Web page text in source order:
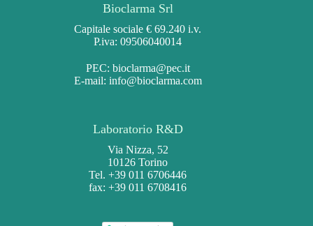
Bioclarma Srl
Capitale sociale € 69.240 i.v.
P.iva: 09506040014
PEC: bioclarma@pec.it
E-mail: info@bioclarma.com
Laboratorio R&D
Via Nizza, 52
10126 Torino
Tel. +39 011 6706446
fax: +39 011 6708416